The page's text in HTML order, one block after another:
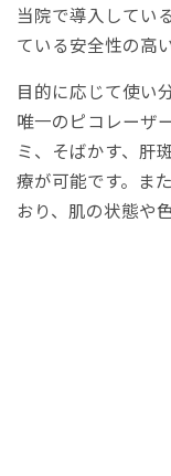
当院で導入してい
ている安全性の高
目的に応じて使い
唯一のピコレーザー
ミ、そばかす、肝
療が可能です。ま
おり、肌の状態や